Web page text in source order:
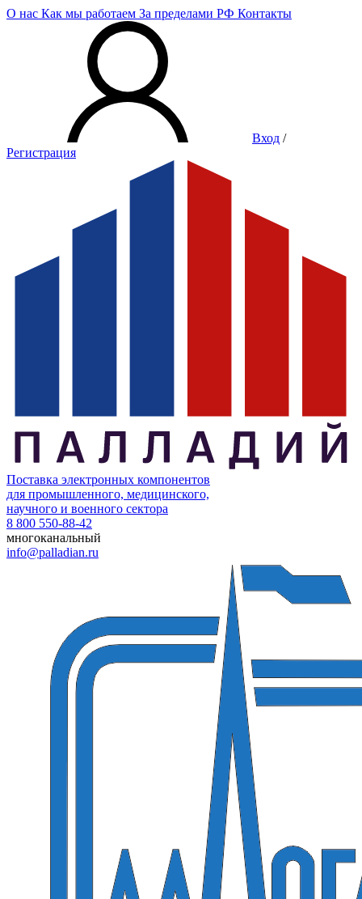
О нас Как мы работаем За пределами РФ Контакты
Вход /
Регистрация
Поставка электронных компонентов
для промышленного, медицинского,
научного и военного сектора
8 800 550-88-42
многоканальный
info@palladian.ru